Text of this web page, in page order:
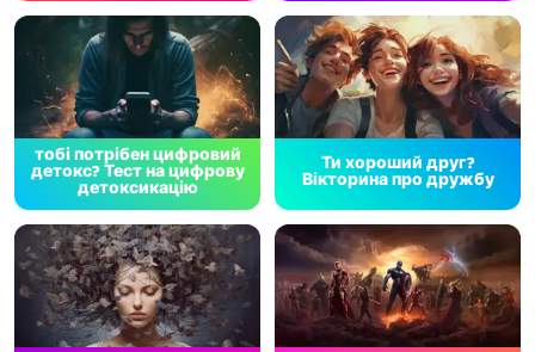
тобі потрібен цифровий
детокс? Тест на цифрову
детоксикацію
Ти хороший друг?
Вікторина про дружбу